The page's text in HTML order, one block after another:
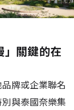
」關鍵的在
牌或企業聯名
與泰國奈樂集